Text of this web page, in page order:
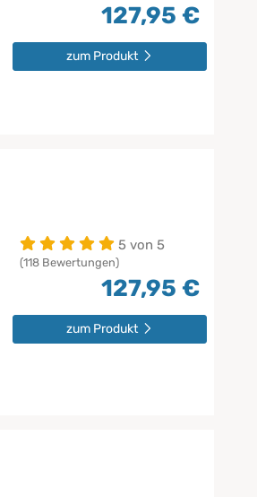
127,95 €
zum Produkt
5 von 5
(118 Bewertungen)
127,95 €
zum Produkt